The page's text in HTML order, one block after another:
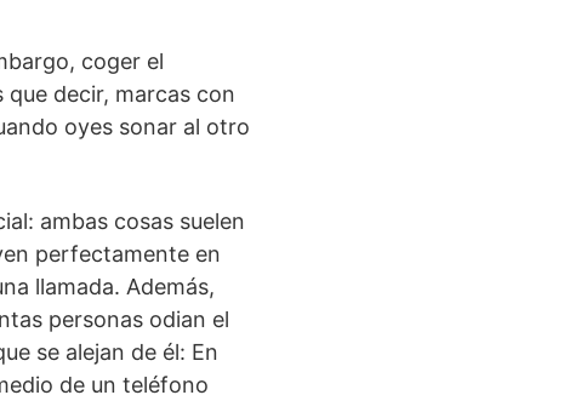
coger el
decir, marcas con
oyes sonar al otro
ambas cosas suelen
perfectamente en
llamada. Además,
personas odian el
se alejan de él: En
de un teléfono